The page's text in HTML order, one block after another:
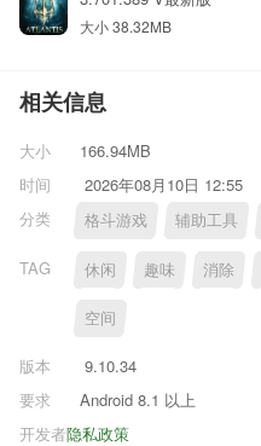
大小 38.32MB
相关信息
大小
166.94MB
时间
2026年08月10日 12:55
分类
格斗游戏 辅助工具
TAG 休闲 趣味 消除
空间
版本
9.10.34
要求
Android 8.1 以上
隐私政策
开发者